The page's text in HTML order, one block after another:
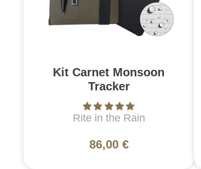
Kit Carnet Monsoon
Tracker
Rite in the Rain
86,00 €